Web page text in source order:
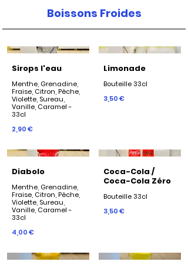
Boissons Froides
Sirops l'eau
Menthe, Grenadine,
Fraise, Citron, Pêche,
Violette, Sureau,
Vanille, Caramel -
33cl
2,90 €
Limonade
Bouteille 33cl
3,50 €
Diabolo
Menthe, Grenadine,
Fraise, Citron, Pêche,
Violette, Sureau,
Vanille, Caramel -
4,00 €
Coca-Cola /
Coca-Cola Zéro
3,50 €